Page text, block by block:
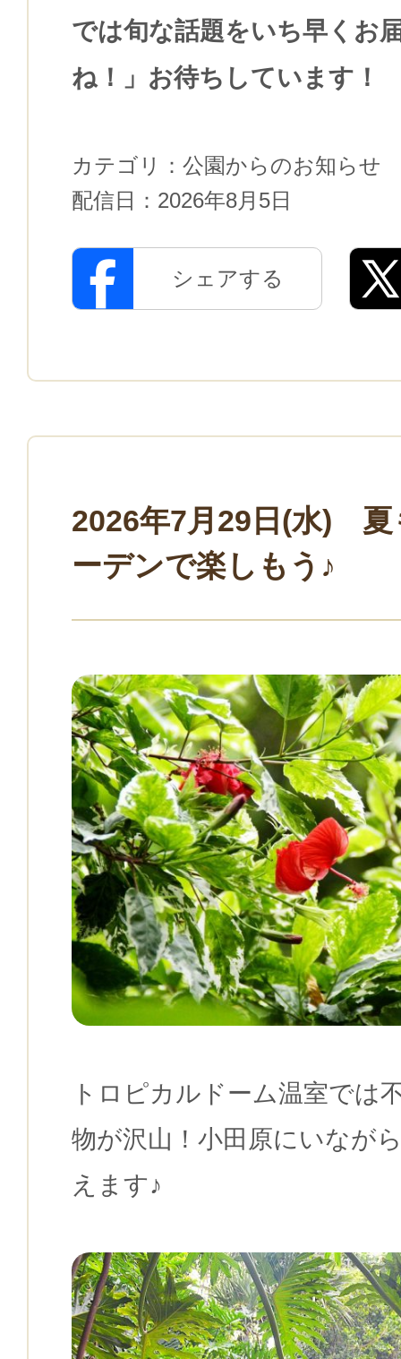
では旬な話題をいち早くお
ね！」お待ちしています！
カテゴリ： 公園からのお知らせ
配信日： 2026年8月5日
シェアする
2026年7月29日(水) 夏
ーデンで楽しもう♪
トロピカルドーム温室では
物が沢山！小田原にいなが
えます♪